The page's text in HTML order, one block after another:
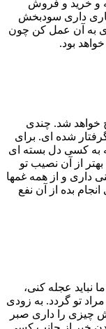
و خرید و فروش
داری سودبخش
به آن عمل کن چون
بود.
خواهد شد. چندی
شده ای. برای
به کسی دل بسته ای
بهتر از آن نصیب تو
داری و از همه غمها
بده از آن نفع
عجله کنی،
تو گردد. به زودی
چیزی را داری صبر